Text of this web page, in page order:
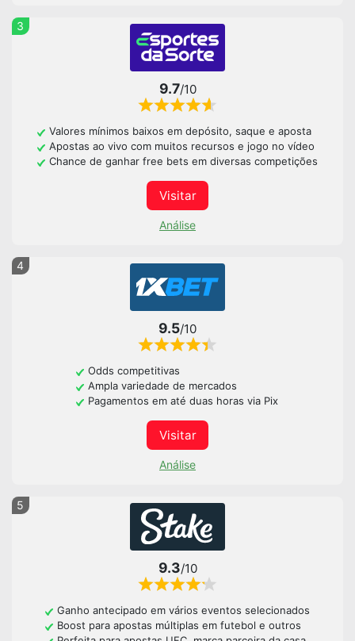
3
9.7/10
Valores mínimos baixos em depósito, saque e aposta
Apostas ao vivo com muitos recursos e jogo no vídeo
Chance de ganhar free bets em diversas competições
Visitar
Análise
4
9.5/10
Odds competitivas
Ampla variedade de mercados
Pagamentos em até duas horas via Pix
Visitar
Análise
5
9.3/10
Ganho antecipado em vários eventos selecionados
Boost para apostas múltiplas em futebol e outros